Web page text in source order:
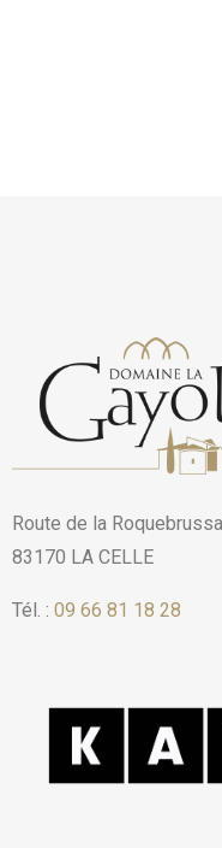
Route de la
83170 LA CELLE
Tél. : 09 66 81 18 28